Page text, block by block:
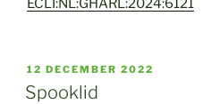
ECLI:NL:GHARL:2024:6121
GEPLAATST
OP
12 DECEMBER 2022
Spooklid